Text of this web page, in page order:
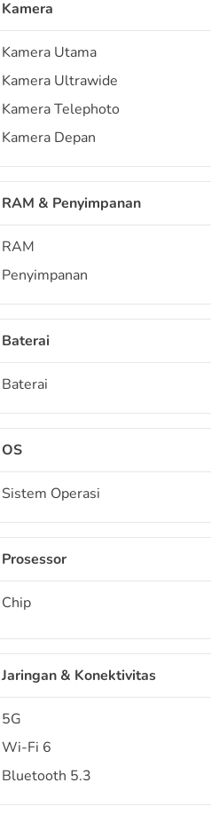
Kamera
Kamera Utama
Kamera Ultrawide
Kamera Telephoto
Kamera Depan
RAM & Penyimpanan
RAM
Penyimpanan
Baterai
Baterai
OS
Sistem Operasi
Prosessor
Chip
Jaringan & Konektivitas
5G
Wi-Fi 6
Bluetooth 5.3